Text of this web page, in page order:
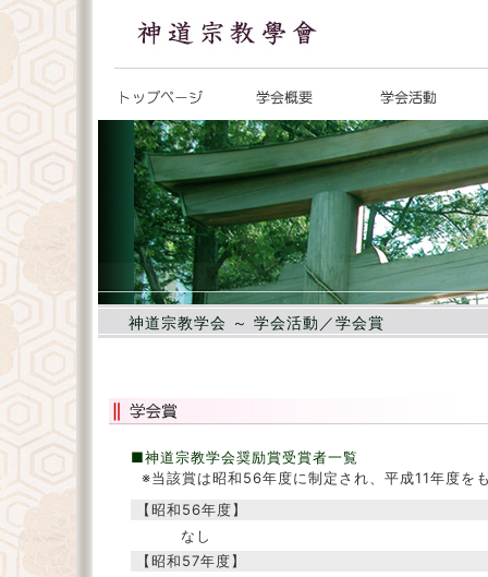
神道宗教学会 ～ 学会活動／学会賞
■神道宗教学会奨励賞受賞者一覧
※当該賞は昭和56年度に制定され、平成11年度を
【昭和56年度】
なし
【昭和57年度】